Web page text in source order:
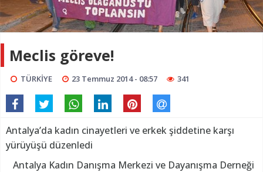
Meclis göreve!
TÜRKİYE 23 Temmuz 2014 - 08:57 341
Antalya’da kadın cinayetleri ve erkek şiddetine karşı
yürüyüşü düzenledi
Antalya Kadın Danışma Merkezi ve Dayanışma Derneği